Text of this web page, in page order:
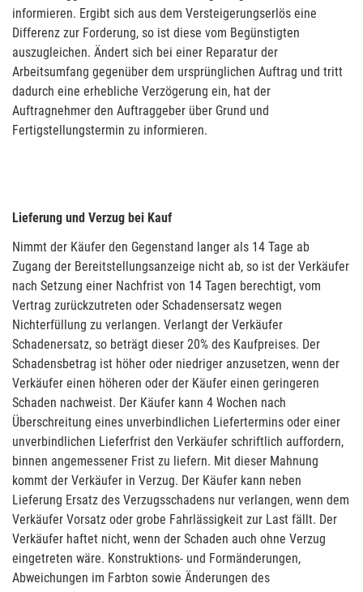
informieren. Ergibt sich aus dem Versteigerungserlös eine
Differenz zur Forderung, so ist diese vom Begünstigten
auszugleichen. Ändert sich bei einer Reparatur der
Arbeitsumfang gegenüber dem ursprünglichen Auftrag und tritt
dadurch eine erhebliche Verzögerung ein, hat der
Auftragnehmer den Auftraggeber über Grund und
Fertigstellungstermin zu informieren.
Lieferung und Verzug bei Kauf
Nimmt der Käufer den Gegenstand langer als 14 Tage ab
Zugang der Bereitstellungsanzeige nicht ab, so ist der Verkäufer
nach Setzung einer Nachfrist von 14 Tagen berechtigt, vom
Vertrag zurückzutreten oder Schadensersatz wegen
Nichterfüllung zu verlangen. Verlangt der Verkäufer
Schadenersatz, so beträgt dieser 20% des Kaufpreises. Der
Schadensbetrag ist höher oder niedriger anzusetzen, wenn der
Verkäufer einen höheren oder der Käufer einen geringeren
Schaden nachweist. Der Käufer kann 4 Wochen nach
Überschreitung eines unverbindlichen Liefertermins oder einer
unverbindlichen Lieferfrist den Verkäufer schriftlich auffordern,
binnen angemessener Frist zu liefern. Mit dieser Mahnung
kommt der Verkäufer in Verzug. Der Käufer kann neben
Lieferung Ersatz des Verzugsschadens nur verlangen, wenn dem
Verkäufer Vorsatz oder grobe Fahrlässigkeit zur Last fällt. Der
Verkäufer haftet nicht, wenn der Schaden auch ohne Verzug
eingetreten wäre. Konstruktions- und Formänderungen,
Abweichungen im Farbton sowie Änderungen des